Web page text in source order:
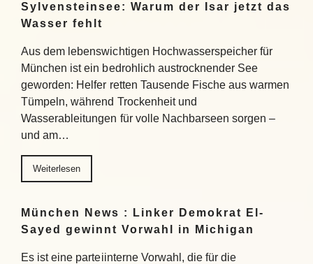
Sylvensteinsee: Warum der Isar jetzt das
Wasser fehlt
Aus dem lebenswichtigen Hochwasserspeicher für
München ist ein bedrohlich austrocknender See
geworden: Helfer retten Tausende Fische aus warmen
Tümpeln, während Trockenheit und
Wasserableitungen für volle Nachbarseen sorgen –
und am…
Weiterlesen
München News : Linker Demokrat El-
Sayed gewinnt Vorwahl in Michigan
Es ist eine parteiinterne Vorwahl, die für die